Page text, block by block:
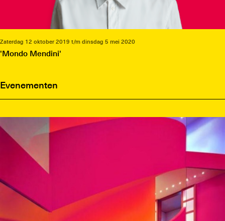
Zaterdag 12 oktober 2019 t/m dinsdag 5 mei 2020
'Mondo Mendini'
Evenementen